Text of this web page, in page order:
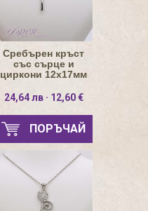
Сребърен кръст
със сърце и
циркони 12х17мм
24,64 лв · 12,60 €
ПОРЪЧАЙ